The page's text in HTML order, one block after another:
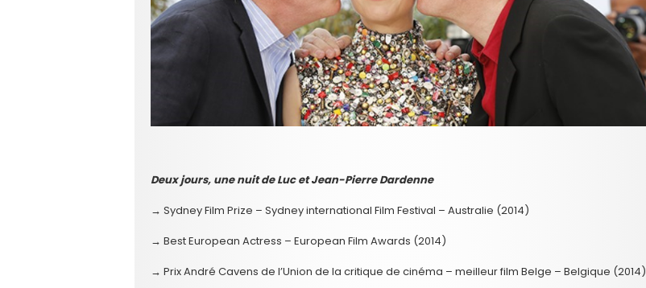
Deux jours, une nuit de Luc et Jean-Pierre Dardenne
→ Sydney Film Prize – Sydney international Film Festival – Australie (2014)
→ Best European Actress – European Film Awards (2014)
→ Prix André Cavens de l’Union de la critique de cinéma – meilleur film Belge – Belgique (2014)